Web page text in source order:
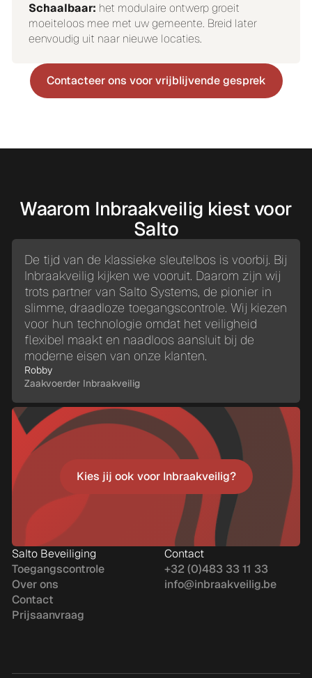
Schaalbaar: het modulaire ontwerp groeit
moeiteloos mee met uw gemeente. Breid later
eenvoudig uit naar nieuwe locaties.
Contacteer ons voor vrijblijvende gesprek
Contacteer ons voor vrijblijvende gesprek
Waarom Inbraakveilig kiest voor
Salto
De tijd van de klassieke sleutelbos is voorbij. Bij
Inbraakveilig kijken we vooruit. Daarom zijn wij
trots partner van Salto Systems, de pionier in
slimme, draadloze toegangscontrole. Wij kiezen
voor hun technologie omdat het veiligheid
flexibel maakt en naadloos aansluit bij de
moderne eisen van onze klanten.
Robby
Zaakvoerder Inbraakveilig
Kies jij ook voor Inbraakveilig?
Kies jij ook voor Inbraakveilig?
Salto Beveiliging
Toegangscontrole
Over ons
Contact
Prijsaanvraag
Contact
+32 (0)483 33 11 33
info@inbraakveilig.be